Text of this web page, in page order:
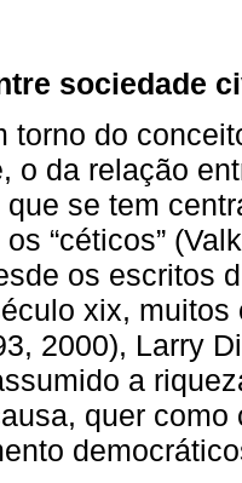
sociedade
torno do
o da relação
se tem
os “céticos”
os escritos
xix,
2000), Larry
a
quer